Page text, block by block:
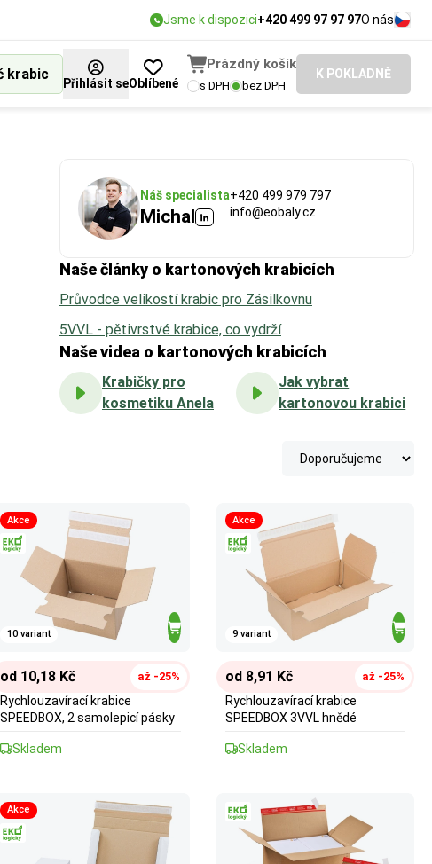
Jsme k dispozici+420 499 97 97 97O nás
krabic
Přihlásit seOblíbené
Prázdný košík
s DPH bez DPH
K POKLADNĚ
Náš specialista
Michal
+420 499 979 797
info@eobaly.cz
Naše články o kartonových krabicích
Průvodce velikostí krabic pro Zásilkovnu
5VVL - pětivrstvé krabice, co vydrží
Naše videa o kartonových krabicích
Krabičky pro
kosmetiku Anela
Jak vybrat
kartonovou krabici
Akce
10 variant
od 10,18 Kč až -25%
Rychlouzavírací krabice
SPEEDBOX, 2 samolepicí pásky
Skladem
Akce
9 variant
od 8,91 Kč až -25%
Rychlouzavírací krabice
SPEEDBOX 3VVL hnědé
Skladem
Akce